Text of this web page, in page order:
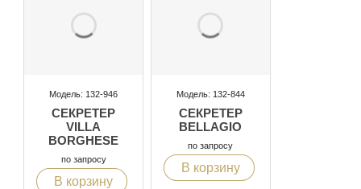
Модель: 132-946
СЕКРЕТЕР
VILLA
BORGHESE
по запросу
В корзину
Модель: 132-844
СЕКРЕТЕР
BELLAGIO
по запросу
В корзину